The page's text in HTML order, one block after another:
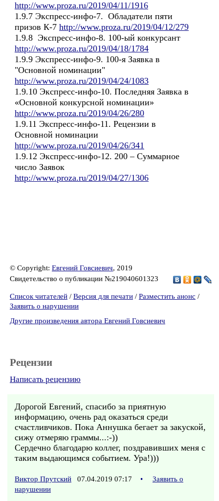
http://www.proza.ru/2019/04/11/1916
1.9.7 Экспресс-инфо-7. Обладатели пяти
призов К-7 http://www.proza.ru/2019/04/12/279
1.9.8 Экспресс-инфо-8. 100-ый конкурсант
http://www.proza.ru/2019/04/18/1784
1.9.9 Экспресс-инфо-9. 100-я Заявка в
"Основной номинации"
http://www.proza.ru/2019/04/24/1083
1.9.10 Экспресс-инфо-10. Последняя Заявка в
«Основной конкурсной номинации»
http://www.proza.ru/2019/04/26/280
1.9.11 Экспресс-инфо-11. Рецензии в
Основной номинации
http://www.proza.ru/2019/04/26/341
1.9.12 Экспресс-инфо-12. 200 – Суммарное
число Заявок
http://www.proza.ru/2019/04/27/1306
© Copyright: Евгений Говсиевич, 2019
Свидетельство о публикации №219040601323
Список читателей / Версия для печати / Разместить анонс /
Заявить о нарушении
Другие произведения автора Евгений Говсиевич
Рецензии
Написать рецензию
Дорогой Евгений, спасибо за приятную
информацию, очень рад оказаться среди
счастливчиков. Пока Аннушка бегает за закуской,
сижу отмеряю граммы...:-))
Сердечно благодарю коллег, поздравивших меня с
таким выдающимся событием. Ура!)))
Виктор Прутский 07.04.2019 07:17 •
Заявить о
нарушении